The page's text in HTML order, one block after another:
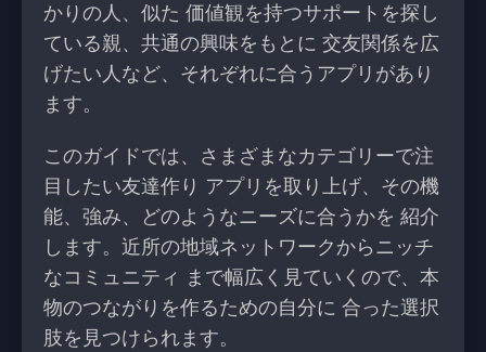
かりの人、似た 価値観を持つサポートを探し
ている親、共通の興味をもとに 交友関係を広
げたい人など、それぞれに合うアプリがあり
ます。
このガイドでは、さまざまなカテゴリーで注
目したい友達作り アプリを取り上げ、その機
能、強み、どのようなニーズに合うかを 紹介
します。近所の地域ネットワークからニッチ
なコミュニティ まで幅広く見ていくので、本
物のつながりを作るための自分に 合った選択
肢を見つけられます。